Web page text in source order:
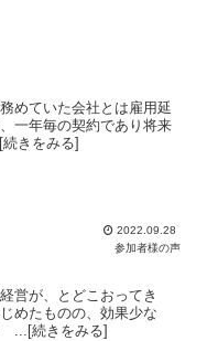
めていた会社とは雇用延
一年毎の契約であり将来
きをみる]
2022.09.28
参加者様の声
営が、とどこおってき
めたものの、効果少な
...[続きをみる]